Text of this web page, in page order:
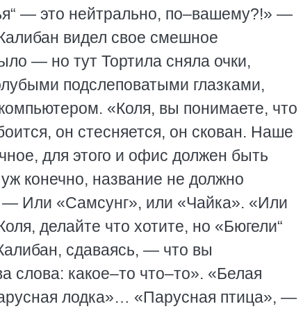
— это нейтрально, по–вашему?!» —
видел свое смешное
— но тут Тортила сняла очки,
подслеповатыми глазками,
«Коля, вы понимаете, что
он стесняется, он скован. Наше
для этого и офис должен быть
конечно, название не должно
Или «Самсунг», или «Чайка». «Или
делайте что хотите, но «Бюгели“
сдаваясь, — что вы
слова: какое–то что–то». «Белая
лодка»… «Парусная птица», —